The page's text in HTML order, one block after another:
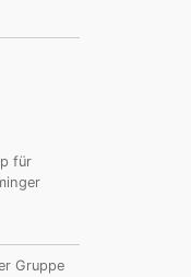
für
Gruppe